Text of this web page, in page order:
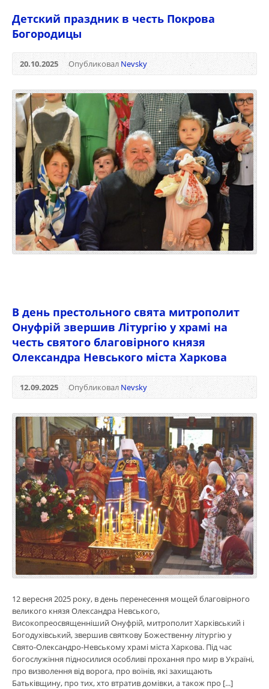
Детский праздник в честь Покрова
Богородицы
20.10.2025 ОпубликовалNevsky
В день престольного свята митрополит
Онуфрій звершив Літургію у храмі на
честь святого благовірного князя
Олександра Невського міста Харкова
12.09.2025 ОпубликовалNevsky
12 вересня 2025 року, в день перенесення мощей благовірного
великого князя Олександра Невського,
Високопреосвященніший Онуфрій, митрополит Харківський і
Богодухівський, звершив святкову Божественну літургію у
Свято-Олександро-Невському храмі міста Харкова. Під час
богослужіння підносилися особливі прохання про мир в Україні,
про визволення від ворога, про воїнів, які захищають
Батьківщину, про тих, хто втратив домівки, а також про [...]